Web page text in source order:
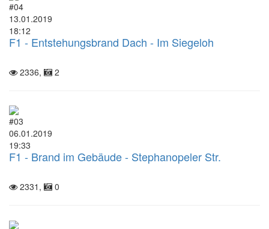
#04
13.01.2019
18:12
F1 - Entstehungsbrand Dach - Im Siegeloh
2336, 2
#03
06.01.2019
19:33
F1 - Brand im Gebäude - Stephanopeler Str.
2331, 0